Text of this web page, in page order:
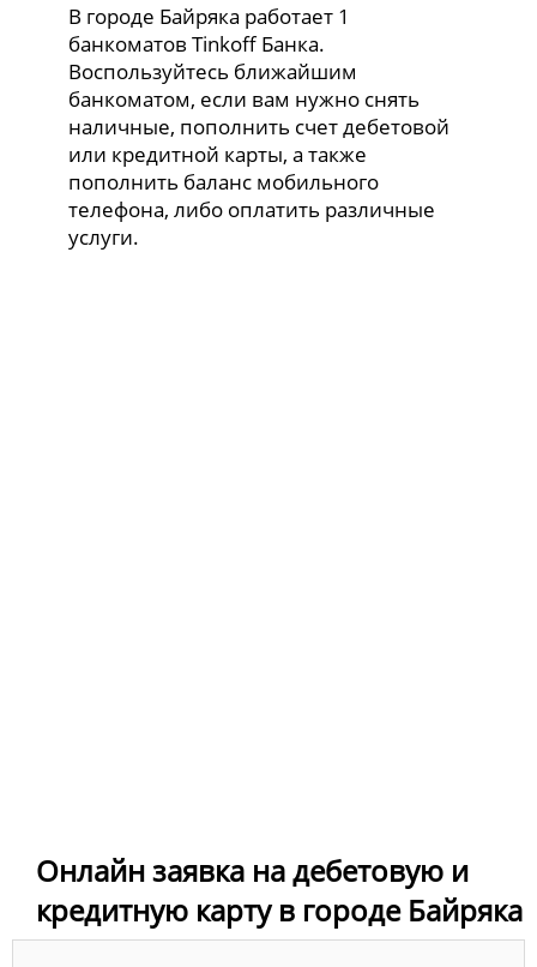
В городе Байряка работает 1
банкоматов Tinkoff Банка.
Воспользуйтесь ближайшим
банкоматом, если вам нужно снять
наличные, пополнить счет дебетовой
или кредитной карты, а также
пополнить баланс мобильного
телефона, либо оплатить различные
услуги.
Онлайн заявка на дебетовую и
кредитную карту в городе Байряка